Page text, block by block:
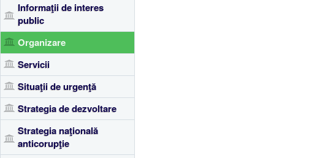
Informaţii de interes
public
Organizare
Servicii
Situaţii de urgenţă
Strategia de dezvoltare
Strategia naţională
anticorupţie